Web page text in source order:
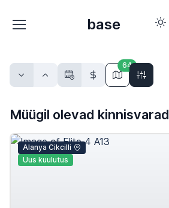
base
64
Müügil olevad kinnisvarad
Alanya Cikcilli
Uus kuulutus